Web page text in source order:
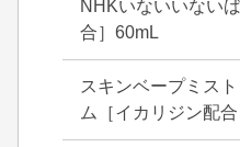
NHKいないいない
合］60mL
スキンベープミス
ム［イカリジン配